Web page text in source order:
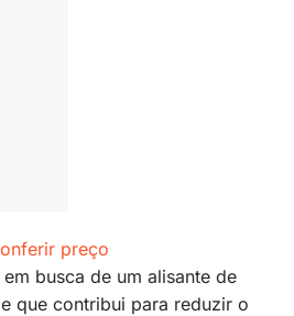
preço
busca de um alisante de
que contribui para reduzir o